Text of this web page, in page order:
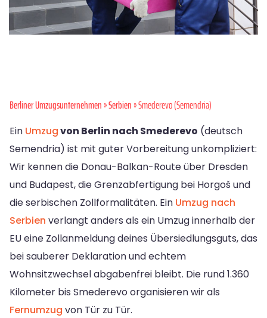
Berliner Umzugsunternehmen»Serbien» Smederevo (Semendria)
Ein Umzugvon Berlin nach Smederevo (deutsch
Semendria) ist mit guter Vorbereitung unkompliziert:
Wir kennen die Donau-Balkan-Route über Dresden
und Budapest, die Grenzabfertigung bei Horgoš und
die serbischen Zollformalitäten. Ein Umzug nach
Serbien verlangt anders als ein Umzug innerhalb der
EU eine Zollanmeldung deines Übersiedlungsguts, das
bei sauberer Deklaration und echtem
Wohnsitzwechsel abgabenfrei bleibt. Die rund 1.360
Kilometer bis Smederevo organisieren wir als
Fernumzug von Tür zu Tür.